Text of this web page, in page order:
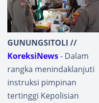
GUNUNGSITOLI //
KoreksiNews- Dalam
rangka menindaklanjuti
instruksi pimpinan
tertinggi Kepolisian